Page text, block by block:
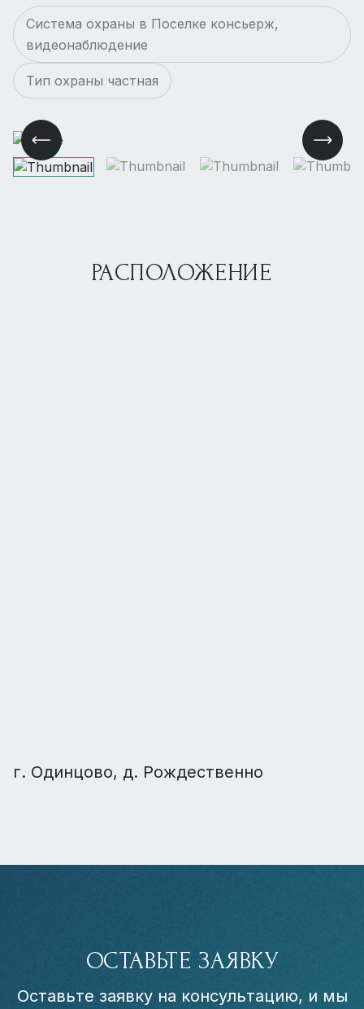
Система охраны в Поселке консьерж,
видеонаблюдение
Тип охраны частная
РАСПОЛОЖЕНИЕ
г. Одинцово, д. Рождественно
ОСТАВЬТЕ ЗАЯВКУ
Оставьте заявку на консультацию, и мы